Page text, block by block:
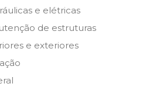
e elétricas
de estruturas
e exteriores